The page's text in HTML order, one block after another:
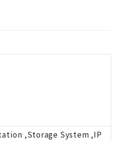
,Storage System ,IP